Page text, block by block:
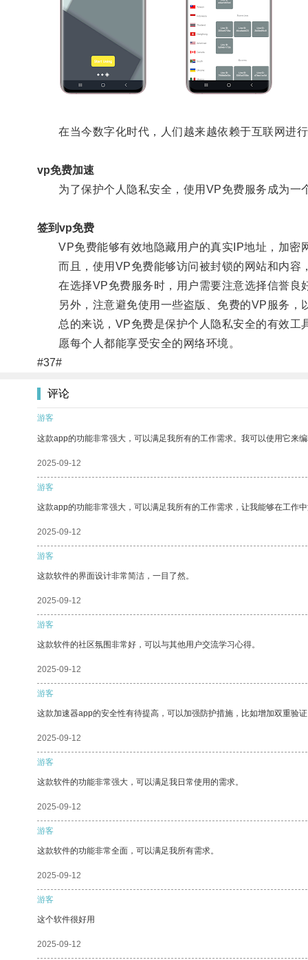
在当今数字化时代，人们越来越依赖于互联网进
vp免费加速
为了保护个人隐私安全，使用VP免费服务成为一
签到vp免费
VP免费能够有效地隐藏用户的真实IP地址，加密
而且，使用VP免费能够访问被封锁的网站和内容
在选择VP免费服务时，用户需要注意选择信誉良
另外，注意避免使用一些盗版、免费的VP服务，
总的来说，VP免费是保护个人隐私安全的有效工
愿每个人都能享受安全的网络环境。
#37#
评论
游客
这款app的功能非常强大，可以满足我所有的工作需求。我可以使用它来
2025-09-12
游客
这款app的功能非常强大，可以满足我所有的工作需求，让我能够在工作
2025-09-12
游客
这款软件的界面设计非常简洁，一目了然。
2025-09-12
游客
这款软件的社区氛围非常好，可以与其他用户交流学习心得。
2025-09-12
游客
这款加速器app的安全性有待提高，可以加强防护措施，比如增加双重验
2025-09-12
游客
这款软件的功能非常强大，可以满足我日常使用的需求。
2025-09-12
游客
这款软件的功能非常全面，可以满足我所有需求。
2025-09-12
游客
这个软件很好用
2025-09-12